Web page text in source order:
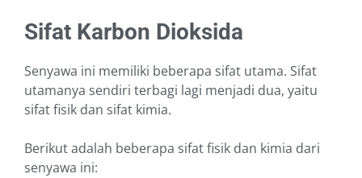
Sifat Karbon Dioksida
Senyawa ini memiliki beberapa sifat utama. Sifat
utamanya sendiri terbagi lagi menjadi dua, yaitu
sifat fisik dan sifat kimia.
Berikut adalah beberapa sifat fisik dan kimia dari
senyawa ini: